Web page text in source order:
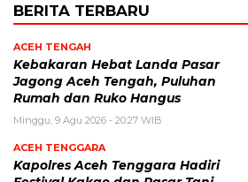
BERITA TERBARU
ACEH TENGAH
Kebakaran Hebat Landa Pasar
Jagong Aceh Tengah, Puluhan
Rumah dan Ruko Hangus
Minggu, 9 Agu 2026 - 20:27 WIB
ACEH TENGGARA
Kapolres Aceh Tenggara Hadiri